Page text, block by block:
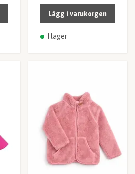
Lägg i varukorgen
I lager